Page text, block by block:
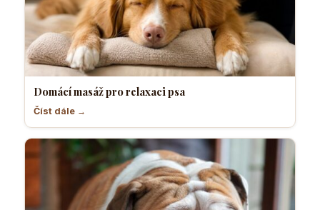
Domácí masáž pro relaxaci psa
Číst dále →